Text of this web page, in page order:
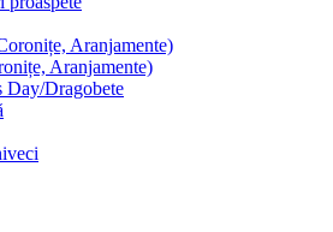
Aranjamente)
Aranjamente)
Day/Dragobete